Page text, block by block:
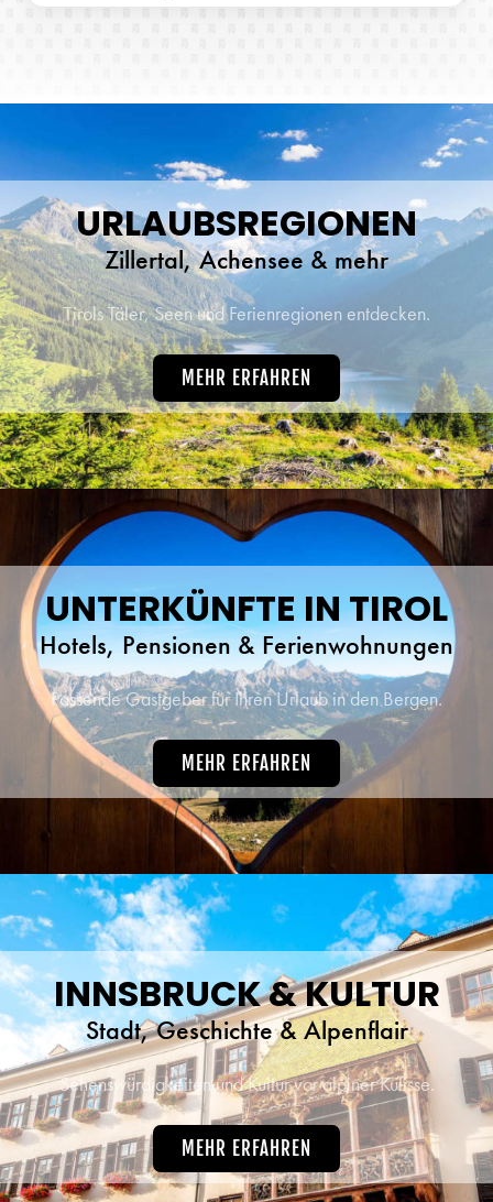
URLAUBSREGIONEN
Zillertal, Achensee & mehr
Tirols Täler, Seen und Ferienregionen entdecken.
MEHR ERFAHREN
UNTERKÜNFTE IN TIROL
Hotels, Pensionen & Ferienwohnungen
Passende Gastgeber für Ihren Urlaub in den Bergen.
MEHR ERFAHREN
INNSBRUCK & KULTUR
Stadt, Geschichte & Alpenflair
Sehenswürdigkeiten und Kultur vor alpiner Kulisse.
MEHR ERFAHREN